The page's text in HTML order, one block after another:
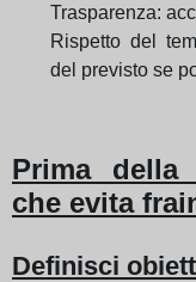
Trasparenza:
Rispetto del
del previsto se
Prima della
che evita
Definisci